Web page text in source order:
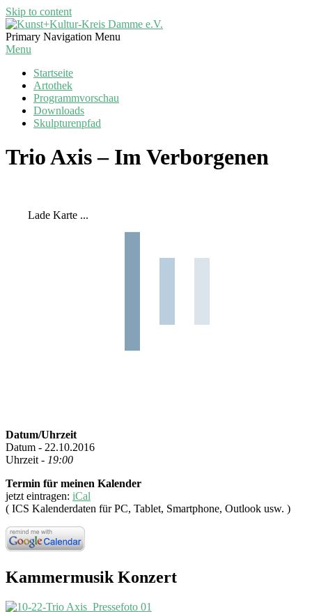
Skip to content
Kunst+Kultur-
Kreis
Primary Navigation Menu
Menu
Startseite
Artothek
Programmvorschau
Downloads
Skulpturenpfad
Trio Axis – Im Verborgenen
Lade Karte ...
Datum/Uhrzeit
Datum - 22.10.2016
Uhrzeit - 19:00
Termin für meinen Kalender
jetzt eintragen: iCal
( ICS Kalenderdaten für PC, Tablet, Smartphone, Outlook usw. )
Kammermusik Konzert